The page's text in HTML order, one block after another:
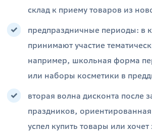
склад к приему товаров из
предпраздничные периоды: в
принимают участие
например, школьная форма
или наборы косметики в
вторая волна дисконта после
праздников, ориентированная
успел купить товары или хочет